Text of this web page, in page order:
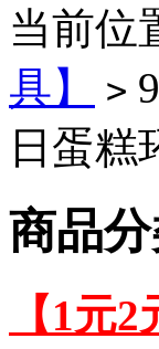
当前位
具】
>
日蛋糕
商品
【1元2